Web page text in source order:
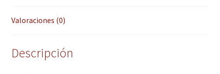
Valoraciones (0)
Descripción